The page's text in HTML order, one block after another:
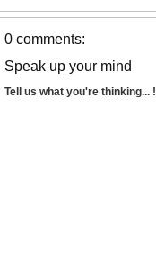
0 comments:
Speak up your mind
Tell us what you're thinking... !